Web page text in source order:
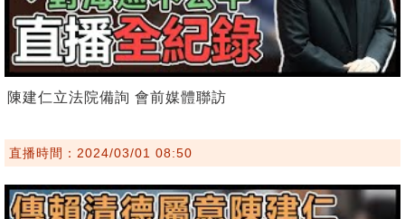
陳建仁立法院備詢 會前媒體聯訪
直播時間：2024/03/01 08:50